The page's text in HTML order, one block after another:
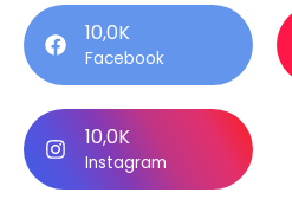
10,0K
Facebook
10,0K
Instagram